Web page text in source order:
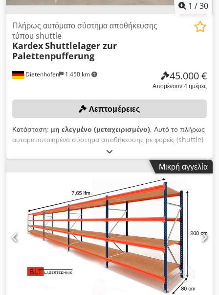
1 /30
Dietenhofen 1.450 km
Πλήρως αυτόματο σύστημα αποθήκευσης
τύπου shuttle
KardexShuttlelager zur
Palettenpufferung
45.000 €
Απομένουν 4 ημέρες
Λεπτομέρειες
Κατάσταση: μη ελεγμένο (μεταχειρισμένο), Αυτό το πλήρως
αυτοματοποιημένο σύστημα αποθήκευσης με φορείς (shuttle)
για προσωρινή αποθήκευση παλετών και προετοιμασία για
αποστολή, θα δημοπρατηθεί στην ηλεκτρονική πλατφόρμα
δημοπρασιών RESTLOS, στο πλαίσιο της βιομηχανικής μας
δημοπρασίας με τίτλο: "Εκκαθάριση εγκαταστάσεων γνωστού
κατασκευαστή παιχνιδιών – βιομηχανικός εξοπλισμός –
εγκατάσταση συσκευασίας – εγκατάσταση ταξινόμησης".
Επιπλέον, στην παρούσα δημοπρασία προσφέρονται:
τεχνολογία εξώθησης, μια εγκατάσταση παλετοποίησης με
ρομποτικούς βραχίονες KUKA και μια ψυκτική εγκατάσταση.
Περιγραφή της εγκατάστασης Το σύστημα αποθήκευσης με
φορείς διαθέτει πολλαπλά επίπεδα αποθήκευσης, στα οποία οι
παλέτες αποθηκεύονται και διαχειρίζονται πλήρως
αυτοματοποιημένα. Οι παλέτες μεταφέρονται στην αποθήκη
μέσω του υπάρχοντος συστήματος μεταφοράς και
Μικρή αγγελία